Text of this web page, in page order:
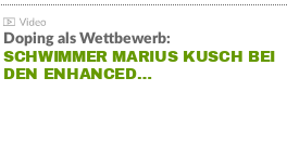
Doping als Wettbewerb:
SCHWIMMER MARIUS KUSCH BEI
DEN ENHANCED…